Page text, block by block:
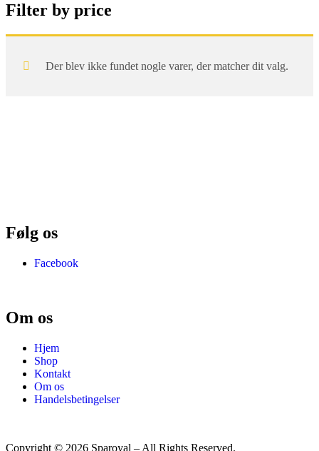
Filter by price
Der blev ikke fundet nogle varer, der matcher dit valg.
Følg os
Facebook
Om os
Hjem
Shop
Kontakt
Om os
Handelsbetingelser
Copyright © 2026 Sparoyal – All Rights Reserved.